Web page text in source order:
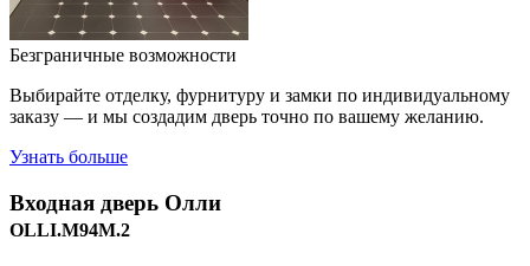
Безграничные возможности
Выбирайте отделку, фурнитуру и замки по индивидуальному
заказу — и мы создадим дверь точно по вашему желанию.
Узнать больше
Входная дверь Олли
OLLI.M94M.2